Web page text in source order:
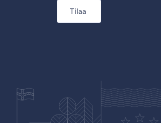
Tilaa